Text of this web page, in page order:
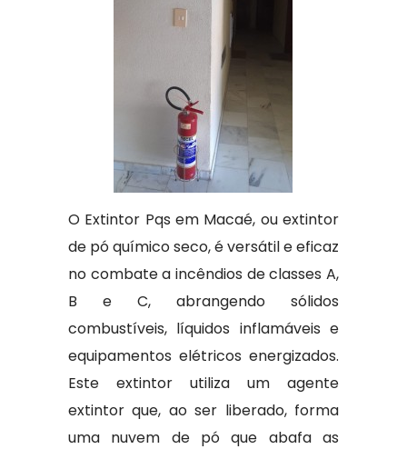
O Extintor Pqs em Macaé, ou extintor
de pó químico seco, é versátil e eficaz
no combate a incêndios de classes A,
B e C, abrangendo sólidos
combustíveis, líquidos inflamáveis e
equipamentos elétricos energizados.
Este extintor utiliza um agente
extintor que, ao ser liberado, forma
uma nuvem de pó que abafa as